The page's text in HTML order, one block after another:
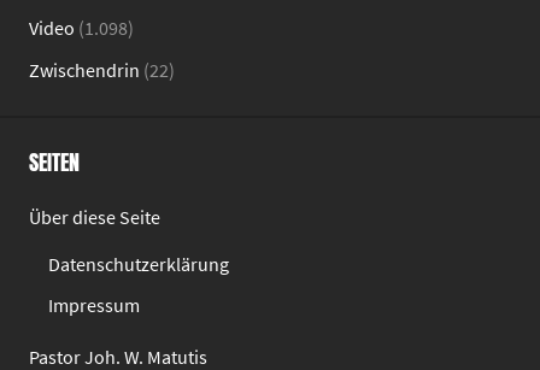
Video (1.098)
Zwischendrin (22)
SEITEN
Über diese Seite
Datenschutzerklärung
Impressum
Pastor Joh. W. Matutis